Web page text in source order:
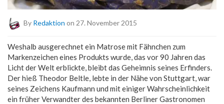
By Redaktion on 27. November 2015
Weshalb ausgerechnet ein Matrose mit Fähnchen zum
Markenzeichen eines Produkts wurde, das vor 90 Jahren das
Licht der Welt erblickte, bleibt das Geheimnis seines Erfinders.
Der hieß Theodor Beltle, lebte in der Nähe von Stuttgart, war
seines Zeichens Kaufmann und mit einiger Wahrscheinlichkeit
ein früher Verwandter des bekannten Berliner Gastronomen